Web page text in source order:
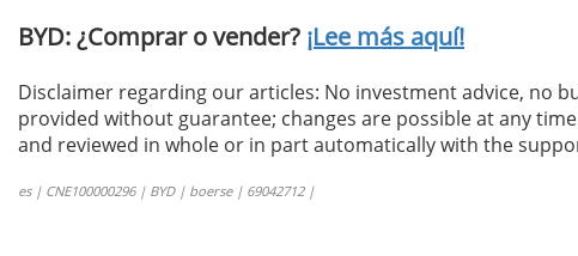
BYD: ¿Comprar o vender? ¡Lee más aquí!
Disclaimer regarding our articles: No investment advice, no
provided without guarantee; changes are possible at any
and reviewed in whole or in part automatically with the
es | CNE100000296 | BYD | boerse | 69042712 |